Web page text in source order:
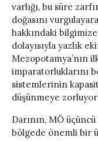
varlığı, bu süre
doğasını
hakkındaki
dolayısıyla yazlık
Mezopotamya’nın
imparatorluklarını
sistemlerinin
düşünmeye
Darının, MÖ
bölgede önemli bir